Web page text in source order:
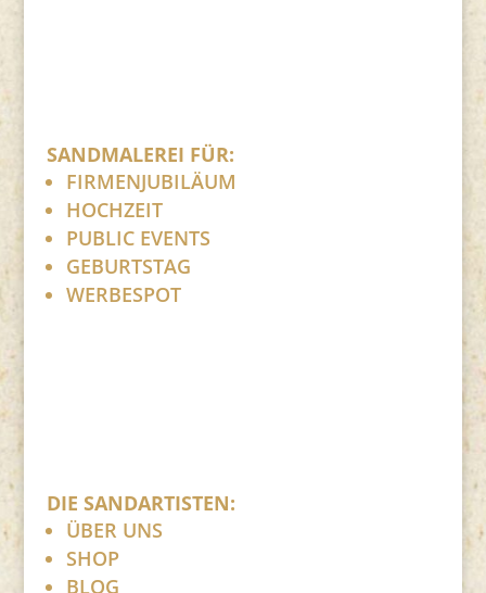
SANDMALEREI FÜR:
FIRMENJUBILÄUM
HOCHZEIT
PUBLIC EVENTS
GEBURTSTAG
WERBESPOT
DIE SANDARTISTEN:
ÜBER UNS
SHOP
BLOG